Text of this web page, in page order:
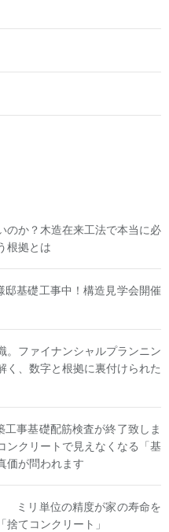
のか？木造在来工法で本当に必
根拠とは
邸基礎工事中！構造見学会開催
。ファイナンシャルプランニン
く、数字と根拠に裏付けられた
工事基礎配筋検査が終了致しま
ンクリートで見えなくなる「基
価が問われます
ミリ単位の精度が家の寿命を
てコンクリート」